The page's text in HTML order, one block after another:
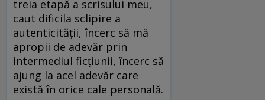
treia etapă a scrisului meu,
caut dificila sclipire a
autenticităţii, încerc să mă
apropii de adevăr prin
intermediul ficţiunii, încerc să
ajung la acel adevăr care
există în orice cale personală.